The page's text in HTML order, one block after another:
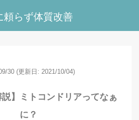
頼らず体質改善
30 (更新日: 2021/10/04)
説】ミトコンドリアってなぁ
に？